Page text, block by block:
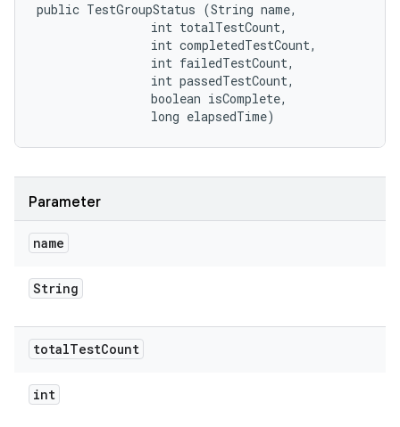
public TestGroupStatus (String name,
                int totalTestCount,
                int completedTestCount,
                int failedTestCount,
                int passedTestCount,
                boolean isComplete,
                long elapsedTime)
Parameter
name
String
totalTestCount
int